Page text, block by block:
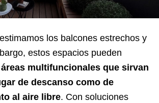
los balcones estrechos y
estos espacios pueden
áreas multifuncionales que sirvan
de descanso como de
al aire libre. Con soluciones